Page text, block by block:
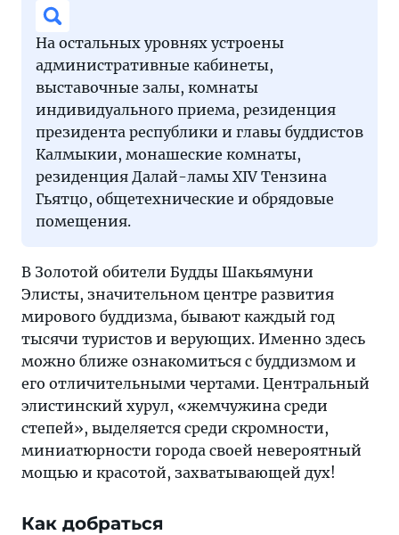
На остальных уровнях устроены
административные кабинеты,
выставочные залы, комнаты
индивидуального приема, резиденция
президента республики и главы буддистов
Калмыкии, монашеские комнаты,
резиденция Далай-ламы XIV Тензина
Гьятцо, общетехнические и обрядовые
помещения.
В Золотой обители Будды Шакьямуни
Элисты, значительном центре развития
мирового буддизма, бывают каждый год
тысячи туристов и верующих. Именно здесь
можно ближе ознакомиться с буддизмом и
его отличительными чертами. Центральный
элистинский хурул, «жемчужина среди
степей», выделяется среди скромности,
миниатюрности города своей невероятный
мощью и красотой, захватывающей дух!
Как добраться